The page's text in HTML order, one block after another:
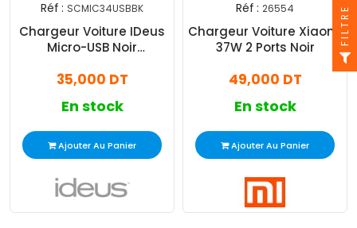
Réf : SCMIC34USBBK
Chargeur Voiture IDeus
Micro-USB Noir
35,000 DT
En stock
Ajouter Au Panier
Réf : 26554
Chargeur Voiture Xiaomi
37W 2 Ports Noir
49,000 DT
En stock
Ajouter Au Panier
FILTRE